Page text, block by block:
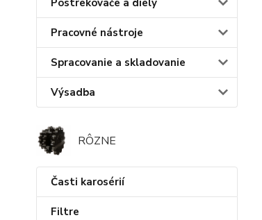
Postrekovače a diely
Pracovné nástroje
Spracovanie a skladovanie
Výsadba
RÔZNE
Časti karosérií
Filtre